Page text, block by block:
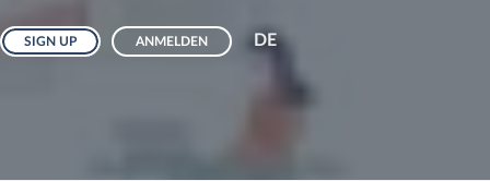
SIGN UP ANMELDEN DE